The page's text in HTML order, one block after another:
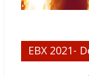
EBX 2021-